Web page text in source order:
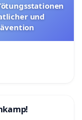
und